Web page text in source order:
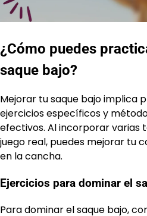
¿Cómo puedes
saque bajo?
Mejorar tu saque bajo implica
ejercicios específicos y
efectivos. Al incorporar varias
juego real, puedes mejorar tu
en la cancha.
Ejercicios para dominar el
Para dominar el saque bajo,